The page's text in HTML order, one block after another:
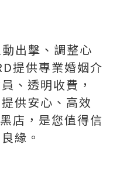
出擊、調整心
提供專業婚姻介
、透明收費，
供安心、高效
店，是您值得信
緣。